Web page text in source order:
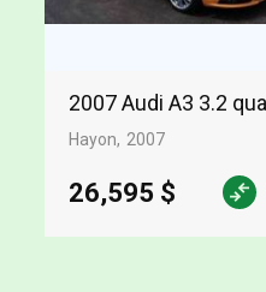
2007 Audi A3 3.2
Hayon 2007
26,595 $